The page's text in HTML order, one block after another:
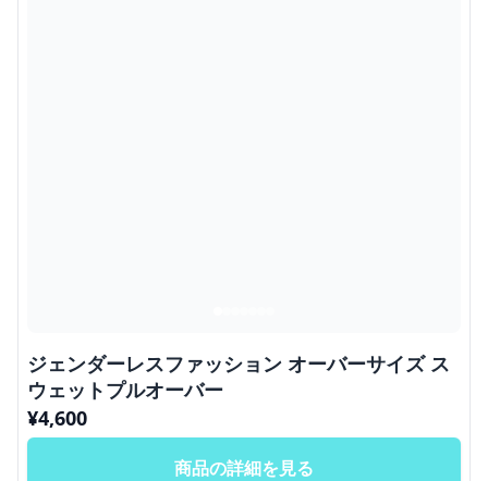
ジェンダーレスファッション オーバーサイズ ス
ウェットプルオーバー
¥4,600
商品の詳細を見る